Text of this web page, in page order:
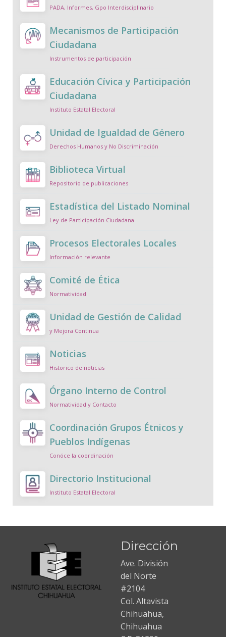
PADA, Informes, Gpo Interdisciplinario
Mecanismos de Participación
Ciudadana
Instrumentos de participación
Educación Cívica y Participación
Ciudadana
Instituto Estatal Electoral
Unidad de Igualdad de Género
Derechos Humanos y No Discriminación
Biblioteca Virtual
Repositorio de publicaciones
Estadística del Listado Nominal
Ley de Participación Ciudadana
Procesos Electorales Locales
Información relevante
Comité de Ética
Normatividad
Unidad de Gestión de Calidad
y Mejora Continua
Noticias
Historico de noticias
Órgano Interno de Control
Normatividad y Contacto
Coordinación Grupos Étnicos y
Pueblos Indígenas
Conóce la coordinación
Directorio Institucional
Instituto Estatal Electoral
Dirección
Ave. División
del Norte
#2104
Col. Altavista
Chihuahua,
Chihuahua